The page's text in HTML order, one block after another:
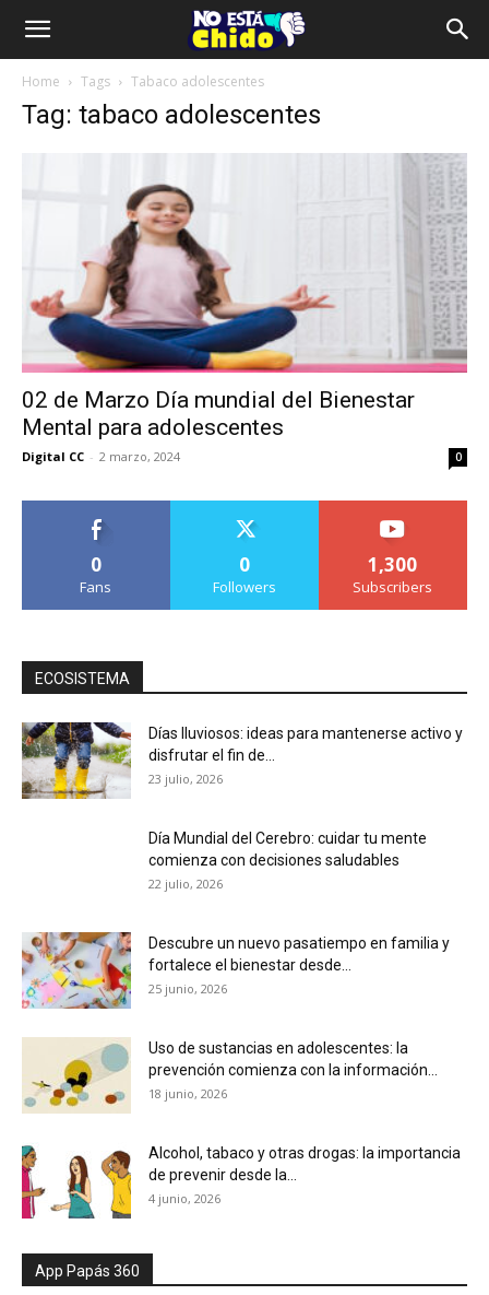
Home Tags Tabaco adolescentes
Tag: tabaco adolescentes
02 de Marzo Día mundial del Bienestar
Mental para adolescentes
Digital CC - 2 marzo, 2024 0
0
Fans
0
Followers
1,300
Subscribers
ECOSISTEMA
Días lluviosos: ideas para mantenerse activo y
disfrutar el fin de...
23 julio, 2026
Día Mundial del Cerebro: cuidar tu mente
comienza con decisiones saludables
22 julio, 2026
Descubre un nuevo pasatiempo en familia y
fortalece el bienestar desde...
25 junio, 2026
Uso de sustancias en adolescentes: la
prevención comienza con la información...
18 junio, 2026
Alcohol, tabaco y otras drogas: la importancia
de prevenir desde la...
4 junio, 2026
App Papás 360